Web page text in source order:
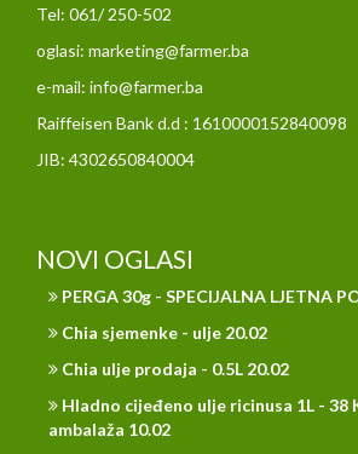
Tel: 061/ 250-502
oglasi: marketing@farmer.ba
e-mail: info@farmer.ba
Raiffeisen Bank d.d : 1610000152840098
JIB: 4302650840004
NOVI OGLASI
PERGA 30g - SPECIJALNA LJETNA
Chia sjemenke - ulje 20.02
Chia ulje prodaja - 0.5L 20.02
Hladno cijeđeno ulje ricinusa 1L - 38
ambalaža 10.02